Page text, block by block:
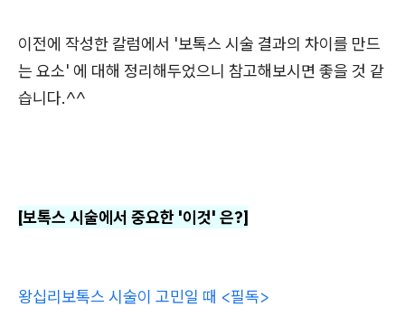
이전에 작성한 칼럼에서 '보톡스 시술 결과의 차이를 만드
는 요소' 에 대해 정리해두었으니 참고해보시면 좋을 것 같
습니다.^^
[보톡스 시술에서 중요한 '이것' 은?]
왕십리보톡스 시술이 고민일 때 <필독>